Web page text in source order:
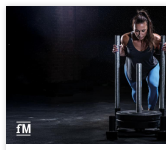
Statistiken
Alle